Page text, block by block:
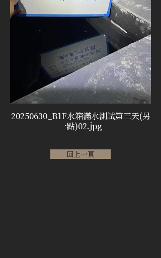
20250630_B1F水箱滿水測試第三天(另
一點)02.jpg
回上一頁